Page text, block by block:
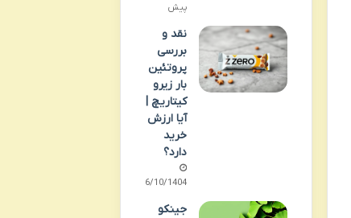
پیش
نقد و
بررسی
پروتئین
بار زیرو
کیتاریچ |
آیا ارزش
خرید
دارد؟
06/10/1404
جینکو